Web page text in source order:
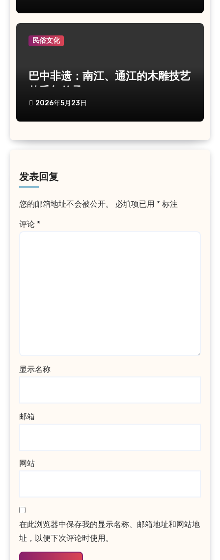
民俗文化
巴中非遗：南江、通江的木雕技艺
2026年5月23日
发表回复
您的邮箱地址不会被公开。 必填项已用 * 标注
评论 *
显示名称
邮箱
网站
在此浏览器中保存我的显示名称、邮箱地址和网站地
址，以便下次评论时使用。